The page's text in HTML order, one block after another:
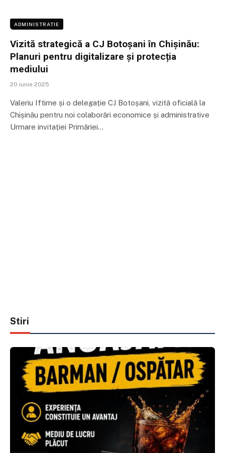
ADMINISTRATIE
Vizită strategică a CJ Botoșani în Chișinău:
Planuri pentru digitalizare și protecția
mediului
20 iunie 2025
Valeriu Iftime și o delegație CJ Botoșani, vizită oficială la
Chișinău pentru noi colaborări economice și administrative
Urmare invitației Primăriei…
Stiri